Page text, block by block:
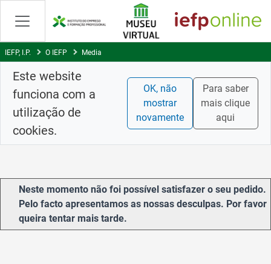
Saltar
para
conteúdo
principal
IEFP, I.P. O IEFP Media
Este website
funciona com a
utilização de
cookies.
OK, não
mostrar
novamente
Para saber
mais clique
aqui
Neste momento não foi possível satisfazer o seu pedido.
Pelo facto apresentamos as nossas desculpas. Por favor
queira tentar mais tarde.